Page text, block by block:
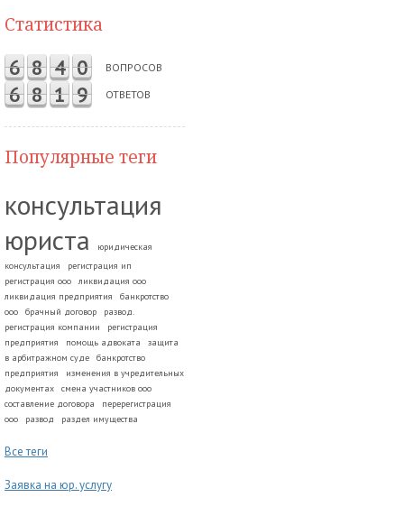
Статистика
6 8 4 0 ВОПРОСОВ
6 8 1 9 ОТВЕТОВ
Популярные теги
консультация
юриста
юридическая
консультация
регистрация ип
регистрация ооо
ликвидация ооо
ликвидация предприятия
банкротство
ооо
брачный договор
развод.
регистрация компании
регистрация
предприятия
помощь адвоката
защита
в арбитражном суде
банкротство
предприятия
изменения в учредительных
документах
смена участников ооо
составление договора
перерегистрация
ооо
развод раздел имущества
Все теги
Заявка на юр. услугу